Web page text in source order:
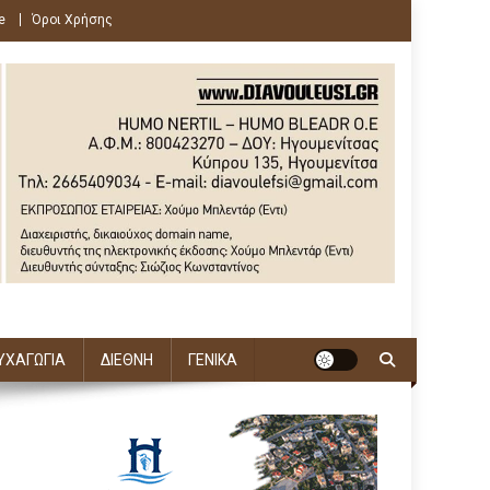
Όροι Χρήσης
ΔΙΕΘΝΗ ΓΕΝΙΚΑ